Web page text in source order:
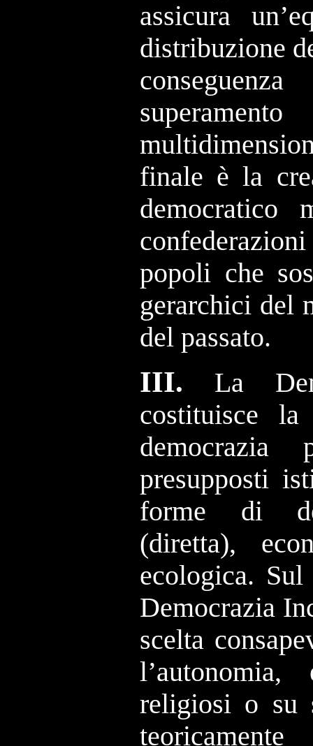
assicura
distribuzione
finale è la
democratico
popoli che
gerarchici del
del passato.
III.
La
costituisce
democrazia
presupposti
forme di
(diretta),
ecologica.
Democrazia
scelta
religiosi o su